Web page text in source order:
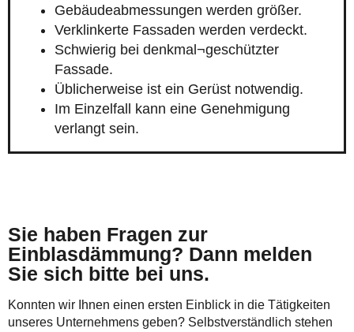
Gebäudeabmessungen werden größer.
Verklinkerte Fassaden werden verdeckt.
Schwierig bei denkmal¬geschützter
Fassade.
Üblicherweise ist ein Gerüst notwendig.
Im Einzelfall kann eine Genehmigung
verlangt sein.
Sie haben Fragen zur
Einblasdämmung? Dann melden
Sie sich bitte bei uns.
Konnten wir Ihnen einen ersten Einblick in die Tätigkeiten
unseres Unternehmens geben? Selbstverständlich stehen